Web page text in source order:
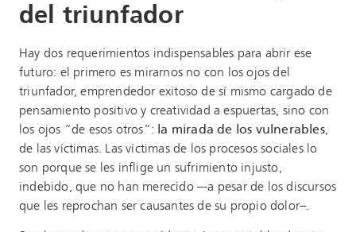
del triunfador
Hay dos requerimientos indispensables para abrir ese
futuro: el primero es mirarnos no con los ojos del
triunfador, emprendedor exitoso de sí mismo cargado de
pensamiento positivo y creatividad a espuertas, sino con
los ojos “de esos otros”: la mirada de los vulnerables,
de las víctimas. Las víctimas de los procesos sociales lo
son porque se les inflige un sufrimiento injusto,
indebido, que no han merecido –-a pesar de los discursos
que les reprochan ser causantes de su propio dolor–.